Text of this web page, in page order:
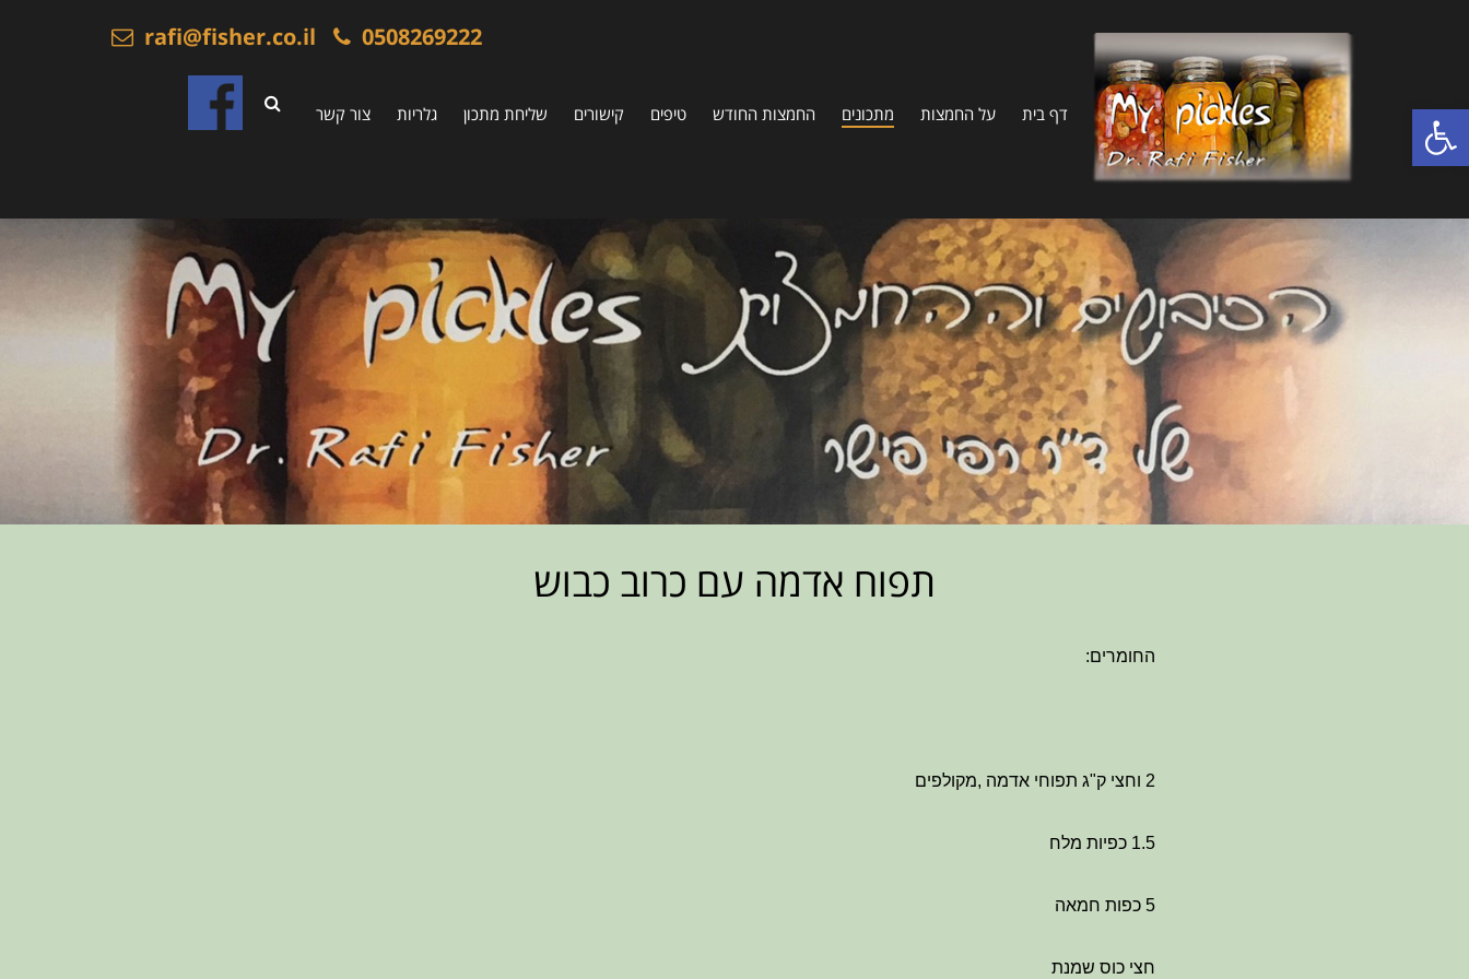
פתח סרגל נגישות
0508269222
rafi@fisher.co.il
דף בית על החמצות מתכונים החמצות החודש טיפים קישורים שליחת מתכון גלריות צור קשר
תפוח אדמה עם כרוב כבוש
החומרים:
2 וחצי ק"ג תפוחי אדמה ,מקולפים
1.5 כפיות מלח
5 כפות חמאה
חצי כוס שמנת